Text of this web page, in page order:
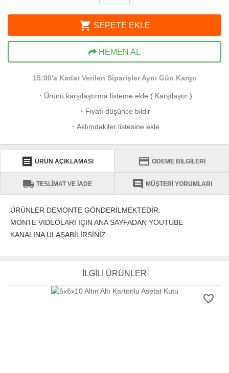
shopping_cart SEPETE EKLE
HEMEN AL
15:00'a Kadar Verilen Siparişler Aynı Gün Kargo
· Ürünü karşılaştırma listeme ekle ( Karşılaştır)
· Fiyatı düşünce bildir
· Aklımdakiler listesine ekle
receipt ÜRÜN AÇIKLAMASI credit_card ÖDEME BİLGİLERİ
local_shipping TESLİMAT VE İADE comment MÜŞTERİ YORUMLARI
ÜRÜNLER DEMONTE GÖNDERİLMEKTEDİR.
MONTE VİDEOLARI İÇİN ANA SAYFADAN YOUTUBE
KANALINA ULAŞABİLİRSİNİZ.
İLGİLİ ÜRÜNLER
favorite_border